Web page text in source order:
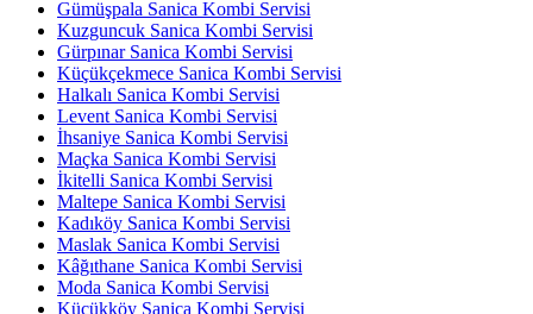
Gümüşpala Sanica Kombi Servisi
Kuzguncuk Sanica Kombi Servisi
Gürpınar Sanica Kombi Servisi
Küçükçekmece Sanica Kombi Servisi
Halkalı Sanica Kombi Servisi
Levent Sanica Kombi Servisi
İhsaniye Sanica Kombi Servisi
Maçka Sanica Kombi Servisi
İkitelli Sanica Kombi Servisi
Maltepe Sanica Kombi Servisi
Kadıköy Sanica Kombi Servisi
Maslak Sanica Kombi Servisi
Kâğıthane Sanica Kombi Servisi
Moda Sanica Kombi Servisi
Küçükköy Sanica Kombi Servisi